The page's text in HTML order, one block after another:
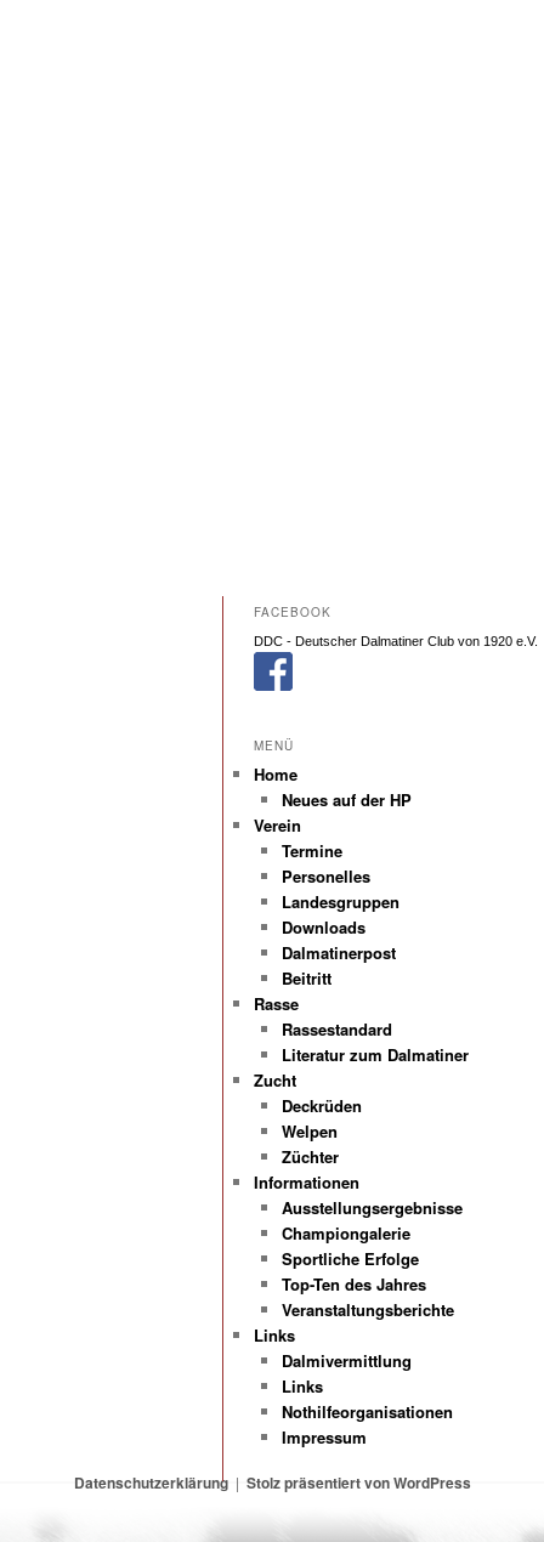
FACEBOOK
DDC - Deutscher Dalmatiner Club von 1920 e.V.
MENÜ
Home
Neues auf der HP
Verein
Termine
Personelles
Landesgruppen
Downloads
Dalmatinerpost
Beitritt
Rasse
Rassestandard
Literatur zum Dalmatiner
Zucht
Deckrüden
Welpen
Züchter
Informationen
Ausstellungsergebnisse
Championgalerie
Sportliche Erfolge
Top-Ten des Jahres
Veranstaltungsberichte
Links
Dalmivermittlung
Links
Nothilfeorganisationen
Impressum
Datenschutzerklärung Stolz präsentiert von WordPress